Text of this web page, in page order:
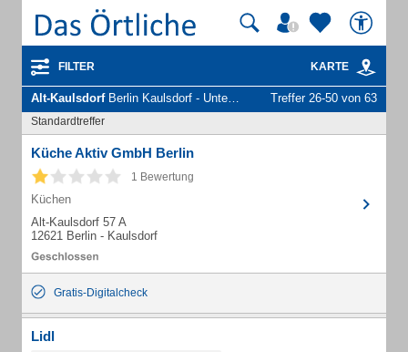
FILTER KARTE
Alt-KaulsdorfBerlin Kaulsdorf - Unternehmen und Personen Treffer 26-50 von 63
Standardtreffer
Küche Aktiv GmbH Berlin
1 Bewertung
Küchen
Alt-Kaulsdorf 57 A
12621 Berlin - Kaulsdorf
Gratis-Digitalcheck
Lidl